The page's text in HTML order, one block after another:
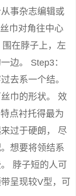
事杂志编辑或
巾对角往中心
在脖子上，左
边。 Step3：
去系一个结。
巾的形状。 效
点衬托得最为
过于硬朗， 尽
想要将领结系
脖子短的人可
呈现较V型，可